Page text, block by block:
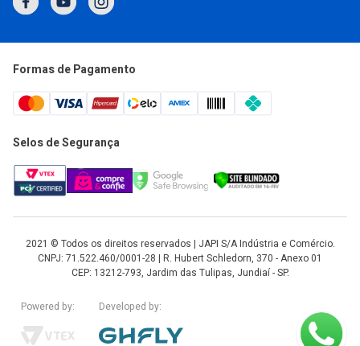
Segunda a Quinta: 7h às 17h
Formas de Pagamento
Selos de Segurança
2021 © Todos os direitos reservados | JAPI S/A Indústria e Comércio.
CNPJ: 71.522.460/0001-28 | R. Hubert Schledorn, 370 - Anexo 01
CEP: 13212-793, Jardim das Tulipas, Jundiaí - SP.
Powered by: Developed by: